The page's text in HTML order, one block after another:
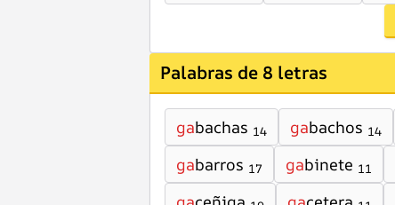
Palabras de 8 letras
gabachas 14 gabachos 14
gabarros 17 gabinete 11